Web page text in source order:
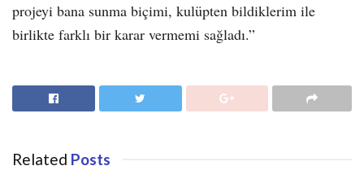
projeyi bana sunma biçimi, kulüpten bildiklerim ile
birlikte farklı bir karar vermemi sağladı.”
Related Posts